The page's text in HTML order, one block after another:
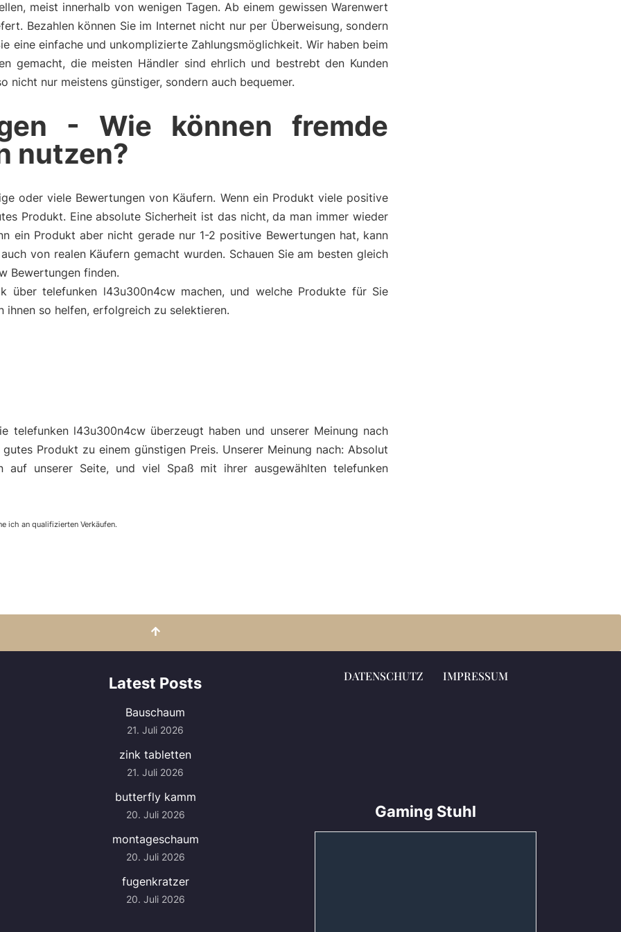
meist innerhalb von wenigen Tagen. Ab einem gewissen Warenwert
Bezahlen können Sie im Internet nicht nur per Überweisung, sondern
eine einfache und unkomplizierte Zahlungsmöglichkeit. Wir haben beim
gemacht, die meisten Händler sind ehrlich und bestrebt den Kunden
nicht nur meistens günstiger, sondern auch bequemer.
- Wie können fremde
nutzen?
oder viele Bewertungen von Käufern. Wenn ein Produkt viele positive
Produkt. Eine absolute Sicherheit ist das nicht, da man immer wieder
ein Produkt aber nicht gerade nur 1-2 positive Bewertungen hat, kann
von realen Käufern gemacht wurden. Schauen Sie am besten gleich
Bewertungen finden.
über telefunken l43u300n4cw machen, und welche Produkte für Sie
so helfen, erfolgreich zu selektieren.
telefunken l43u300n4cw überzeugt haben und unserer Meinung nach
Produkt zu einem günstigen Preis. Unserer Meinung nach: Absolut
auf unserer Seite, und viel Spaß mit ihrer ausgewählten telefunken
ich an qualifizierten Verkäufen.
Latest Posts
Bauschaum
21. Juli 2026
zink tabletten
21. Juli 2026
butterfly kamm
20. Juli 2026
montageschaum
20. Juli 2026
fugenkratzer
20. Juli 2026
DATENSCHUTZ IMPRESSUM
Gaming Stuhl